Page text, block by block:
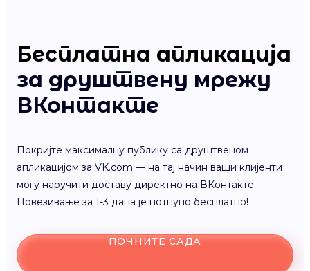
Бесплатна апликација
за друштвену мрежу
ВКонтакте
Покријте максималну публику са друштвеном
апликацијом за VK.com — на тај начин ваши клијенти
могу наручити доставу директно на ВКонтакте.
Повезивање за 1-3 дана је потпуно бесплатно!
ПОЧНИТЕ САДА